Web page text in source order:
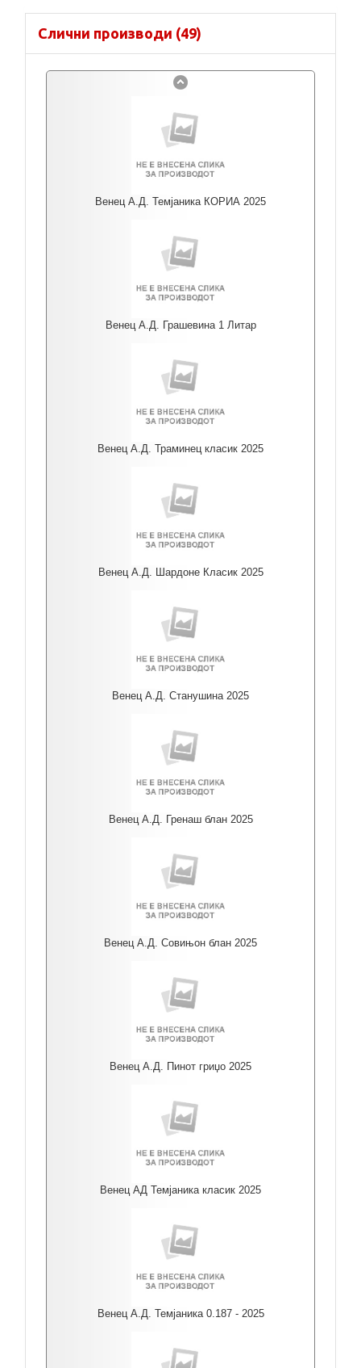
Слични производи (49)
Венец А.Д. Темјаника КОРИА 2025
Венец А.Д. Грашевина 1 Литар
Венец А.Д. Траминец класик 2025
Венец А.Д. Шардоне Класик 2025
Венец А.Д. Станушина 2025
Венец А.Д. Гренаш блан 2025
Венец А.Д. Совињон блан 2025
Венец А.Д. Пинот гриџо 2025
Венец АД Темјаника класик 2025
Венец А.Д. Темјаника 0.187 - 2025